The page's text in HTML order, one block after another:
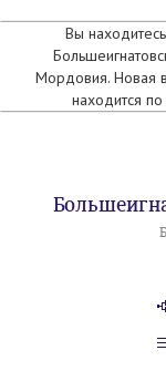
Вы
Мордовия. Новая
находится